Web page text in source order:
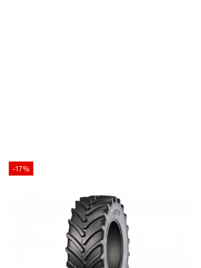
solicitante precum arat adânc,
bună. Se recomandă montaj corect pe
anvelopelor cu uzură similară pe
-17%